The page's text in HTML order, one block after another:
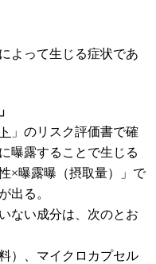
よって生じる症状であ
」
」のリスク評価書で確
曝露することで生じる
×曝露曝（摂取量）」で
出る。
ない成分は、次のとお
）、マイクロカプセル